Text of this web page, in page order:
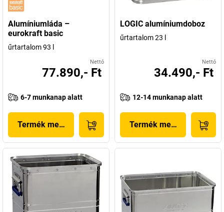
Alumíniumláda –
eurokraft basic
űrtartalom 93 l
Nettó
77.890,- Ft
6-7 munkanap alatt
Termék megjelenítése
LOGIC alumíniumdoboz
űrtartalom 23 l
Nettó
34.490,- Ft
12-14 munkanap alatt
Termék megjelenítése